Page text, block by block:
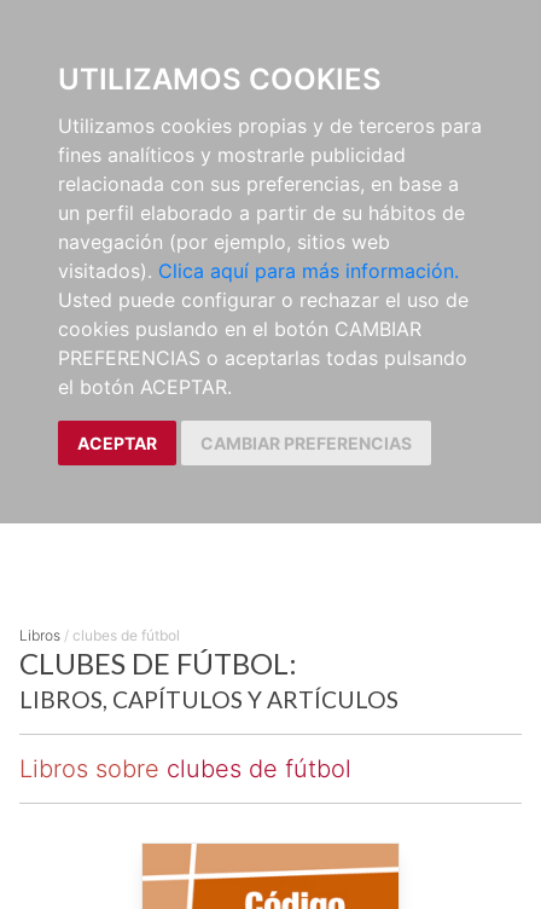
UTILIZAMOS COOKIES
Utilizamos cookies propias y de terceros para
fines analíticos y mostrarle publicidad
relacionada con sus preferencias, en base a
un perfil elaborado a partir de su hábitos de
navegación (por ejemplo, sitios web
visitados). Clica aquí para más información.
Usted puede configurar o rechazar el uso de
cookies puslando en el botón CAMBIAR
PREFERENCIAS o aceptarlas todas pulsando
el botón ACEPTAR.
ACEPTAR CAMBIAR PREFERENCIAS
Libros / clubes de fútbol
CLUBES DE FÚTBOL:
LIBROS, CAPÍTULOS Y ARTÍCULOS
Libros sobre clubes de fútbol